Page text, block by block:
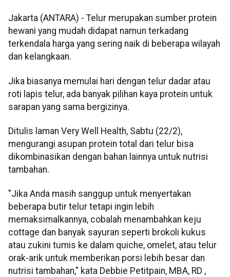
Jakarta (ANTARA) - Telur merupakan sumber protein
hewani yang mudah didapat namun terkadang
terkendala harga yang sering naik di beberapa wilayah
dan kelangkaan.
Jika biasanya memulai hari dengan telur dadar atau
roti lapis telur, ada banyak pilihan kaya protein untuk
sarapan yang sama bergizinya.
Ditulis laman Very Well Health, Sabtu (22/2),
mengurangi asupan protein total dari telur bisa
dikombinasikan dengan bahan lainnya untuk nutrisi
tambahan.
"Jika Anda masih sanggup untuk menyertakan
beberapa butir telur tetapi ingin lebih
memaksimalkannya, cobalah menambahkan keju
cottage dan banyak sayuran seperti brokoli kukus
atau zukini tumis ke dalam quiche, omelet, atau telur
orak-arik untuk memberikan porsi lebih besar dan
nutrisi tambahan," kata Debbie Petitpain, MBA, RD ,